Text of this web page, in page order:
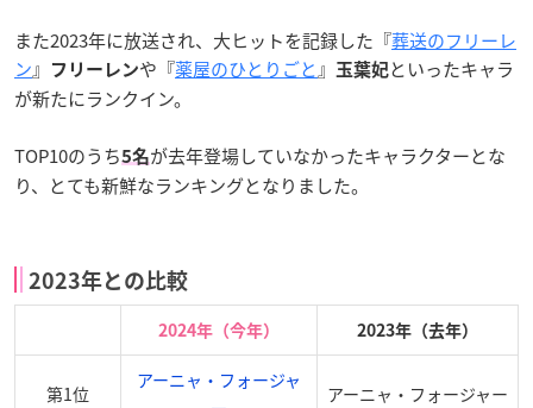
また2023年に放送され、大ヒットを記録した『葬送のフリーレ
ン』 フリーレンや『薬屋のひとりごと』 玉葉妃 といったキャラ
が新たにランクイン。
TOP10のうち 5名が去年登場していなかったキャラクターとな
り、とても新鮮なランキングとなりました。
2023年との比較
2024年（今年） 2023年（去年）
第1位
アーニャ・フォージャ
アーニャ・フォージャー